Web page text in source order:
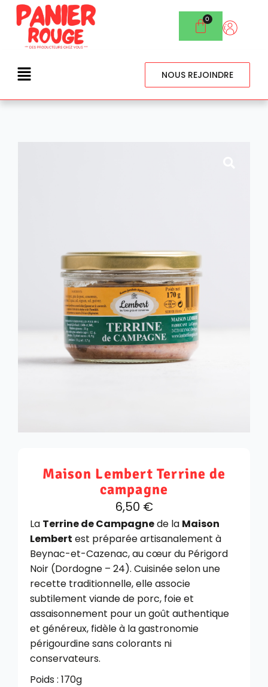
NOUS REJOINDRE
Maison Lembert Terrine de
campagne
6,50 €
La Terrine de Campagnede la Maison
Lembert est préparée artisanalement à
Beynac-et-Cazenac, au cœur du Périgord
Noir (Dordogne – 24). Cuisinée selon une
recette traditionnelle, elle associe
subtilement viande de porc, foie et
assaisonnement pour un goût authentique
et généreux, fidèle à la gastronomie
périgourdine sans colorants ni
conservateurs.
Poids : 170g